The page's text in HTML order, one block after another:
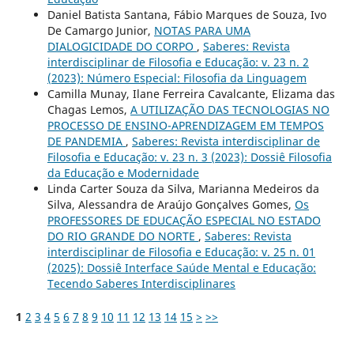
Daniel Batista Santana, Fábio Marques de Souza, Ivo
De Camargo Junior, NOTAS PARA UMA
DIALOGICIDADE DO CORPO , Saberes: Revista
interdisciplinar de Filosofia e Educação: v. 23 n. 2
(2023): Número Especial: Filosofia da Linguagem
Camilla Munay, Ilane Ferreira Cavalcante, Elizama das
Chagas Lemos, A UTILIZAÇÃO DAS TECNOLOGIAS NO
PROCESSO DE ENSINO-APRENDIZAGEM EM TEMPOS
DE PANDEMIA , Saberes: Revista interdisciplinar de
Filosofia e Educação: v. 23 n. 3 (2023): Dossiê Filosofia
da Educação e Modernidade
Linda Carter Souza da Silva, Marianna Medeiros da
Silva, Alessandra de Araújo Gonçalves Gomes, Os
PROFESSORES DE EDUCAÇÃO ESPECIAL NO ESTADO
DO RIO GRANDE DO NORTE , Saberes: Revista
interdisciplinar de Filosofia e Educação: v. 25 n. 01
(2025): Dossiê Interface Saúde Mental e Educação:
Tecendo Saberes Interdisciplinares
1 2 3 4 5 6 7 8 9 10 11 12 13 14 15 > >>